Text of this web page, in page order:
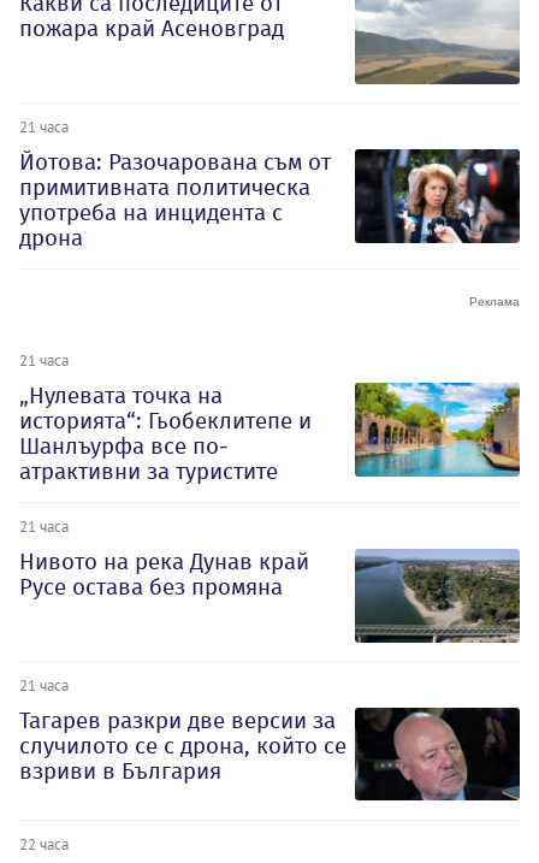
пожара край Асеновград
21 часа
Йотова: Разочарована съм от
примитивната политическа
употреба на инцидента с
дрона
21 часа
„Нулевата точка на
историята“: Гьобеклитепе и
Шанлъурфа все по-
атрактивни за туристите
21 часа
Нивото на река Дунав край
Русе остава без промяна
21 часа
Тагарев разкри две версии за
случилото се с дрона, който се
взриви в България
22 часа